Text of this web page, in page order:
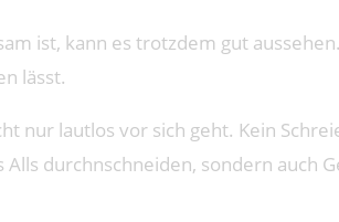
ist, kann es trotzdem gut
lässt.
nur lautlos vor sich geht. Kein
durchnschneiden, sondern auch